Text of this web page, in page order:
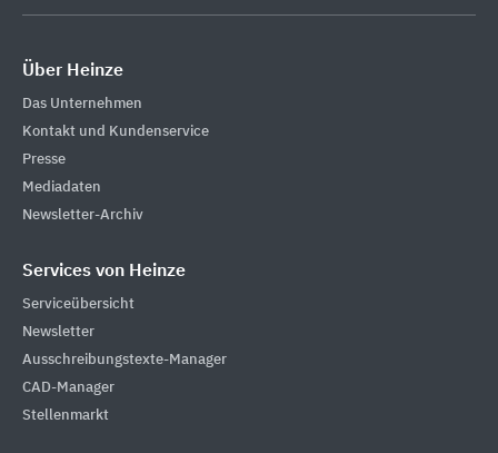
Über Heinze
Das Unternehmen
Kontakt und Kundenservice
Presse
Mediadaten
Newsletter-Archiv
Services von Heinze
Serviceübersicht
Newsletter
Ausschreibungstexte-Manager
CAD-Manager
Stellenmarkt